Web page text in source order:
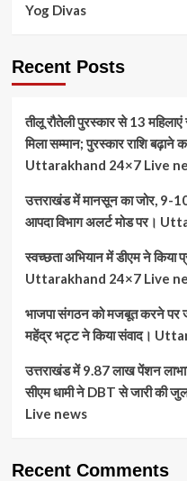
Yog Divas
Recent Posts
तीलू रौतेली पुरस्कार से 13 महिलाएं
मिला सम्मान; पुरस्कार राशि बढ़ाने
Uttarakhand 24×7 Live
उत्तराखंड में मानसून का जोर, 9-
आपदा विभाग अलर्ट मोड पर।
स्वच्छता अभियान में डीएम ने किया
Uttarakhand 24×7 Live
भाजपा संगठन को मजबूत करने पर
महेंद्र भट्ट ने किया संवाद।
उत्तराखंड में 9.87 लाख पेंशन
सीएम धामी ने DBT से जारी
Live news
Recent Comments